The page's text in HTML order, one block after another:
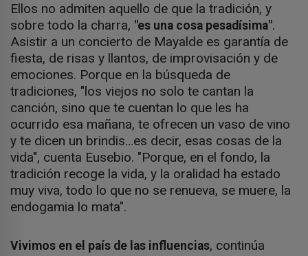
Ellos no admiten aquello de que la tradición, y
sobre todo la charra, "es una cosa pesadísima".
Asistir a un concierto de Mayalde es garantía de
fiesta, de risas y llantos, de improvisación y de
emociones. Porque en la búsqueda de
tradiciones, "los viejos no solo te cantan la
canción, sino que te cuentan lo que les ha
ocurrido esa mañana, te ofrecen un vaso de vino
y te dicen un brindis…es decir, esas cosas de la
vida", cuenta Eusebio. "Porque, en el fondo, la
tradición recoge la vida, y la oralidad ha estado
muy viva, todo lo que no se renueva, se muere, la
endogamia lo mata".
Vivimos en el país de las influencias, continúa